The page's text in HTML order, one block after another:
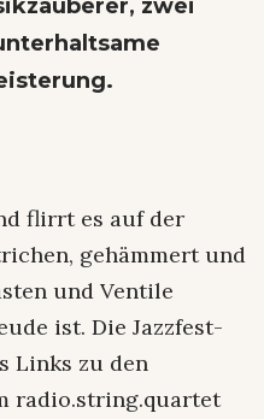
zwei
flirrt es auf der
gehämmert und
und Ventile
ist. Die Jazzfest-
Links zu den
radio.string.quartet